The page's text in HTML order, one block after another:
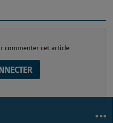
commenter cet article